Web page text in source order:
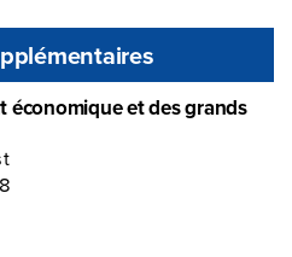
économique et des grands